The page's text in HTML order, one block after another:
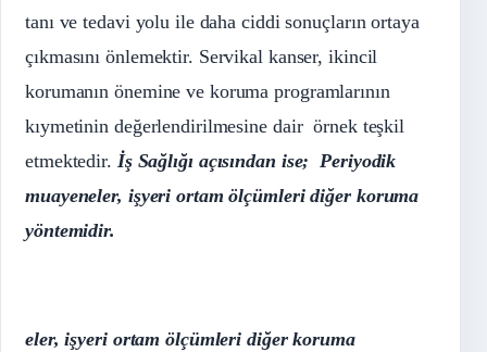
tanı ve tedavi yolu ile daha ciddi sonuçların ortaya
çıkmasını önlemektir. Servikal kanser, ikincil
korumanın önemine ve koruma programlarının
kıymetinin değerlendirilmesine dair örnek teşkil
etmektedir. İş Sağlığı açısından ise; Periyodik
muayeneler, işyeri ortam ölçümleri diğer koruma
yöntemidir.
eler, işyeri ortam ölçümleri diğer koruma